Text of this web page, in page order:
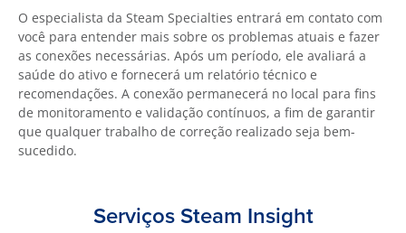
O especialista da Steam Specialties entrará em contato com
você para entender mais sobre os problemas atuais e fazer
as conexões necessárias. Após um período, ele avaliará a
saúde do ativo e fornecerá um relatório técnico e
recomendações. A conexão permanecerá no local para fins
de monitoramento e validação contínuos, a fim de garantir
que qualquer trabalho de correção realizado seja bem-
sucedido.
Serviços Steam Insight